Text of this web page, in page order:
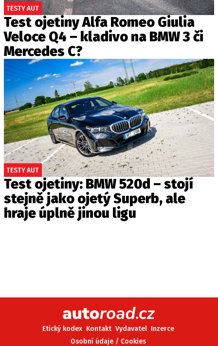
TESTY AUT
Test ojetiny Alfa Romeo Giulia
Veloce Q4 – kladivo na BMW 3 či
Mercedes C?
TESTY AUT
Test ojetiny: BMW 520d – stojí
stejně jako ojetý Superb, ale
hraje úplně jinou ligu
Etický kodex Kontakt Vydavatel Inzerce
Osobní údaje / Cookies